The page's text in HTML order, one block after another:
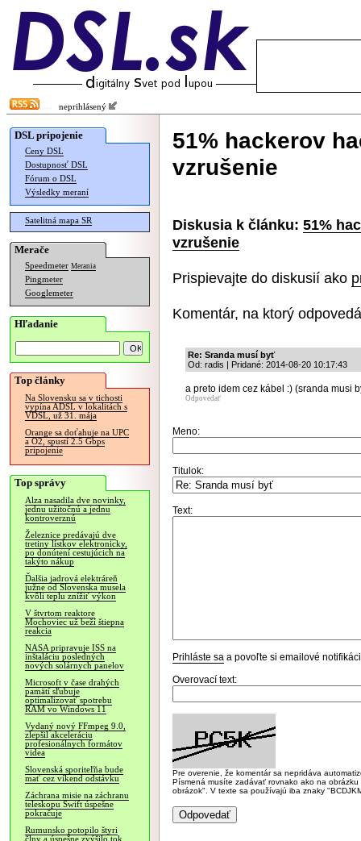
neprihlásený
DSL pripojenie
Ceny DSL
Dostupnosť DSL
Fórum o DSL
Výsledky meraní
Satelitná mapa SR
Merače
Speedmeter Merania
Pingmeter
Googlemeter
Hľadanie
Top články
Na Slovensku sa v tichosti
vypína ADSL v lokalitách s
VDSL, už 31. mája
Orange sa doťahuje na UPC
a O2, spustí 2.5 Gbps
pripojenie
Top správy
Alza nasadila dve novinky,
jednu užitočnú a jednu
kontroverznú
Železnice predávajú dve
tretiny lístkov elektronicky,
po donútení cestujúcich na
takýto nákup
Ďalšia jadrová elektráreň
južne od Slovenska musela
kvôli teplu znížiť výkon
V štvrtom reaktore
Mochoviec už beží štiepna
reakcia
NASA pripravuje ISS na
inštaláciu posledných
nových solárnych panelov
Microsoft v čase drahých
pamätí sľubuje
optimalizovať spotrebu
RAM vo Windows 11
Vydaný nový FFmpeg 9.0,
zlepšil akceleráciu
profesionálnych formátov
videa
Slovenská sporiteľňa bude
mať cez víkend odstávku
Záchrana misie na záchranu
teleskopu Swift úspešne
pokračuje
Rumunsko potopilo štyri
člny a úspešne zvýšilo tok
51% hackerov
vzrušenie
Diskusia k článku: 51%
vzrušenie
Prispievajte do diskusií ako
Komentár, na ktorý
Re: Sranda musí byť
Od: radis | Pridané: 2014-08-20 10:17:43
a preto idem cez kábel :) (sranda musi
Odpovedať
Meno:
Titulok:
Text:
Prihláste sa a povoľte si emailové
Overovací text:
Pre overenie, že komentár sa nepridáva
Písmená musíte zadávať rovnako ako na
obrázok". V texte sa používajú iba znaky